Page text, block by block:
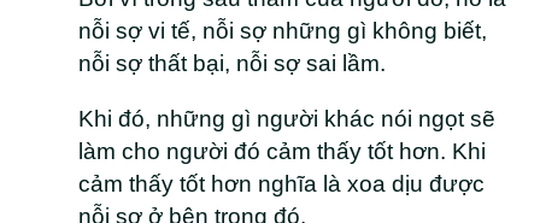
nỗi sợ vi tế, nỗi sợ những gì không biết,
nỗi sợ thất bại, nỗi sợ sai lầm.
Khi đó, những gì người khác nói ngọt sẽ
làm cho người đó cảm thấy tốt hơn. Khi
cảm thấy tốt hơn nghĩa là xoa dịu được
nỗi sợ ở bên trong đó.